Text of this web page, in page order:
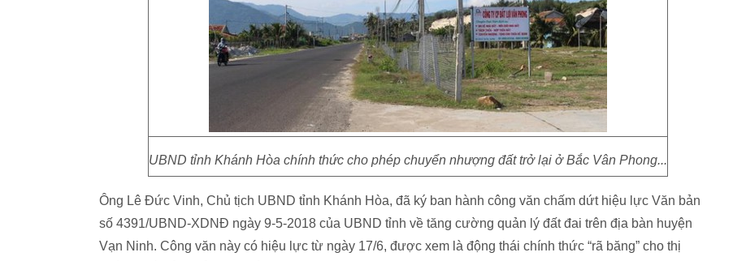
UBND tỉnh Khánh Hòa chính thức cho phép chuyển nhượng đất trở lại ở Bắc Vân Phong...
Ông Lê Đức Vinh, Chủ tịch UBND tỉnh Khánh Hòa, đã ký ban hành công văn chấm dứt hiệu lực Văn bản
số 4391/UBND-XDNĐ ngày 9-5-2018 của UBND tỉnh về tăng cường quản lý đất đai trên địa bàn huyện
Vạn Ninh. Công văn này có hiệu lực từ ngày 17/6, được xem là động thái chính thức “rã băng” cho thị